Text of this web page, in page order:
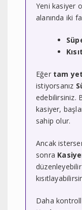
Yeni kasiyer
alanında iki
Eğer tam
istiyorsanız
edebilirsiniz.
kasiyer,
sahip olur.
Ancak
sonra
Daha